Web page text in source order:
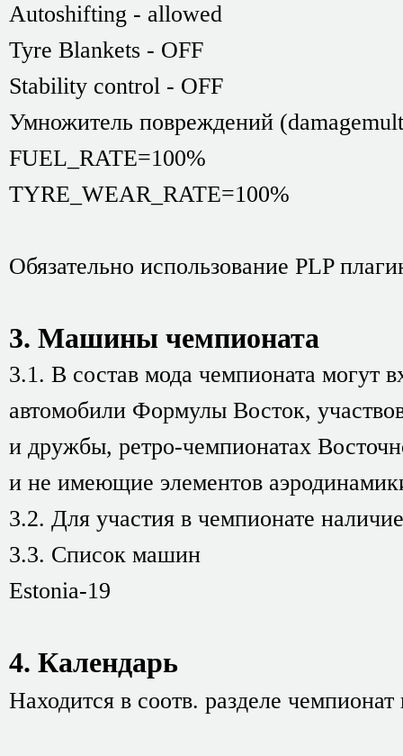
Autoshifting - allowed
Tyre Blankets - OFF
Stability control - OFF
Умножитель повреждений
FUEL_RATE=100%
TYRE_WEAR_RATE=100%
Обязательно использование PLP
3. Машины чемпионата
3.1. В состав мода чемпионата могут
автомобили Формулы Восток,
и дружбы, ретро-чемпионатах
и не имеющие элементов
3.2. Для участия в чемпионате
3.3. Список машин
Estonia-19
4. Календарь
Находится в соотв. разделе